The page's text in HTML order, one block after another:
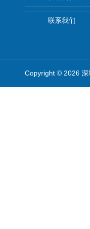
联系我们
Copyright © 2026 深